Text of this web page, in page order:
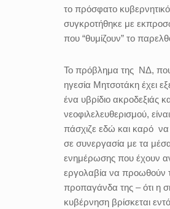
το πρόσφατο
συγκροτήθηκε με
που “θυμίζουν” το
Το πρόβλημα της ΝΔ,
ηγεσία Μητσοτάκη έχει
ένα υβρίδιο ακροδεξιάς
νεοφιλελευθερισμού, είναι
πάσχιζε εδώ και καρό να
σε συνεργασία με τα
ενημέρωσης που έχουν
εργολαβία να προωθούν
προπαγάνδα της – ότι η
κυβέρνηση βρίσκεται